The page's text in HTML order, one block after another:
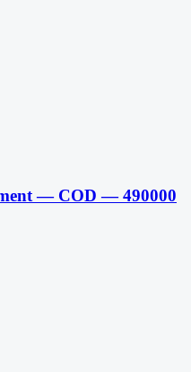
— COD — 490000